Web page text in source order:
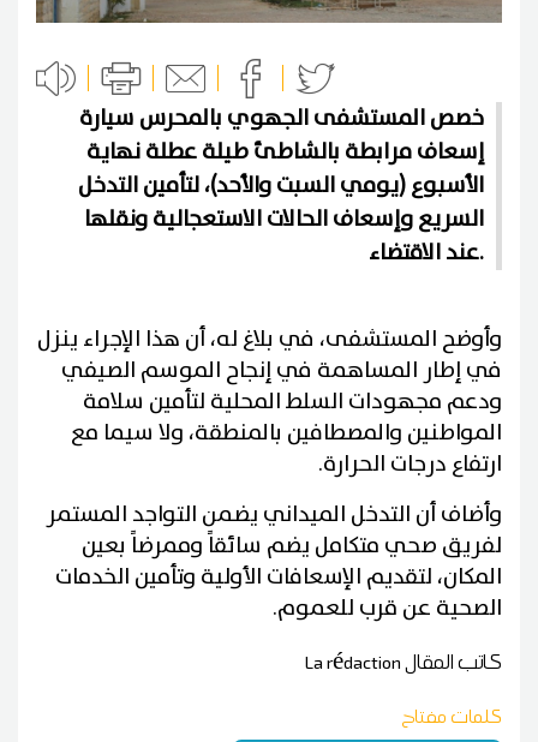
خصص المستشفى الجهوي بالمحرس سيارة
إسعاف مرابطة بالشاطئ طيلة عطلة نهاية
الأسبوع (يومي السبت والأحد)، لتأمين التدخل
السريع وإسعاف الحالات الاستعجالية ونقلها
عند الاقتضاء.
وأوضح المستشفى، في بلاغ له، أن هذا الإجراء ينزل
في إطار المساهمة في إنجاح الموسم الصيفي
ودعم مجهودات السلط المحلية لتأمين سلامة
المواطنين والمصطافين بالمنطقة، ولا سيما مع
ارتفاع درجات الحرارة.
وأضاف أن التدخل الميداني يضمن التواجد المستمر
لفريق صحي متكامل يضم سائقاً وممرضاً بعين
المكان، لتقديم الإسعافات الأولية وتأمين الخدمات
الصحية عن قرب للعموم.
كاتب المقالLa rédaction
كلمات مفتاح